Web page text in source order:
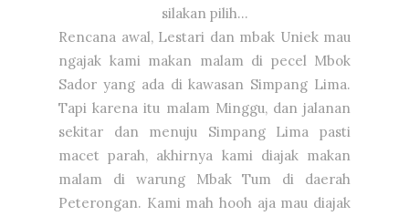
silakan pilih...
Rencana awal, Lestari dan mbak Uniek mau
ngajak kami makan malam di pecel Mbok
Sador yang ada di kawasan Simpang Lima.
Tapi karena itu malam Minggu, dan jalanan
sekitar dan menuju Simpang Lima pasti
macet parah, akhirnya kami diajak makan
malam di warung Mbak Tum di daerah
Peterongan. Kami mah hooh aja mau diajak